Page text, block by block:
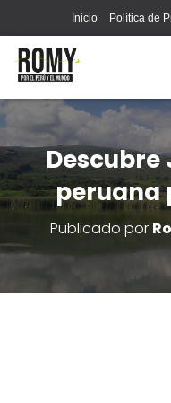
Inicio Política de
Descubre
peruana
Publicado por